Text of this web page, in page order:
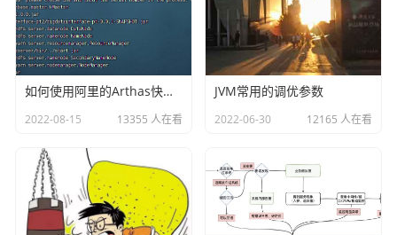
如何使用阿里的Arthas快速定位正在线上运行的程序问题
2022-08-15 13355 人在看
JVM常用的调优参数
2022-06-30 12165 人在看